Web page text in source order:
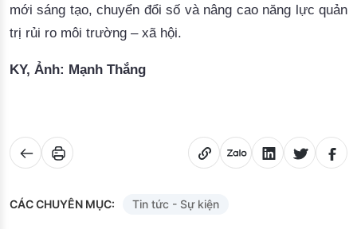
mới sáng tạo, chuyển đổi số và nâng cao năng lực quản
trị rủi ro môi trường – xã hội.
KY, Ảnh: Mạnh Thắng
CÁC CHUYÊN MỤC: Tin tức - Sự kiện